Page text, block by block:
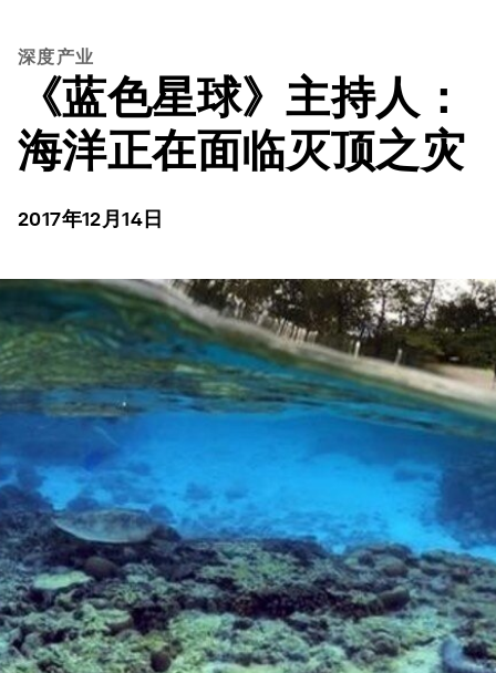
深度产业
《蓝色星球》主持人：
海洋正在面临灭顶之灾
2017年12月14日